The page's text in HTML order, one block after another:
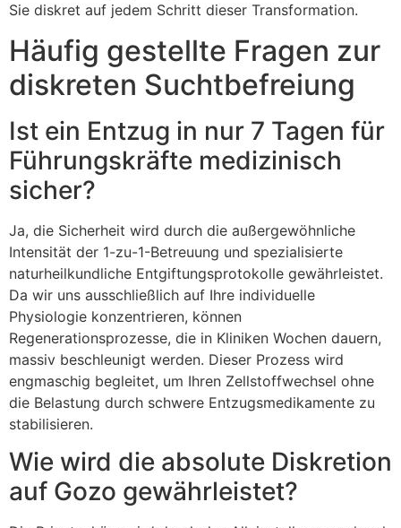
Sie diskret auf jedem Schritt dieser Transformation.
Häufig gestellte Fragen zur
diskreten Suchtbefreiung
Ist ein Entzug in nur 7 Tagen für
Führungskräfte medizinisch
sicher?
Ja, die Sicherheit wird durch die außergewöhnliche
Intensität der 1-zu-1-Betreuung und spezialisierte
naturheilkundliche Entgiftungsprotokolle gewährleistet.
Da wir uns ausschließlich auf Ihre individuelle
Physiologie konzentrieren, können
Regenerationsprozesse, die in Kliniken Wochen dauern,
massiv beschleunigt werden. Dieser Prozess wird
engmaschig begleitet, um Ihren Zellstoffwechsel ohne
die Belastung durch schwere Entzugsmedikamente zu
stabilisieren.
Wie wird die absolute Diskretion
auf Gozo gewährleistet?